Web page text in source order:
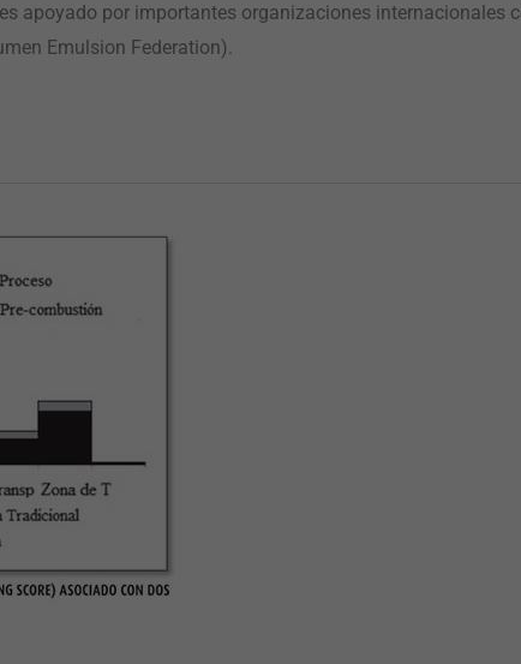
apoyado por importantes organizaciones internacionales
Emulsion Federation).